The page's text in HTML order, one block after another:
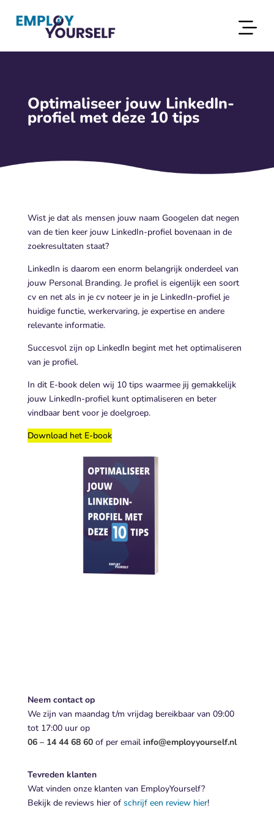
Optimaliseer jouw LinkedIn-
profiel met deze 10 tips
Wist je dat als mensen jouw naam Googelen dat negen
van de tien keer jouw LinkedIn-profiel bovenaan in de
zoekresultaten staat?
LinkedIn is daarom een enorm belangrijk onderdeel van
jouw Personal Branding. Je profiel is eigenlijk een soort
cv en net als in je cv noteer je in je LinkedIn-profiel je
huidige functie, werkervaring, je expertise en andere
relevante informatie.
Succesvol zijn op LinkedIn begint met het optimaliseren
van je profiel.
In dit E-book delen wij 10 tips waarmee jij gemakkelijk
jouw LinkedIn-profiel kunt optimaliseren en beter
vindbaar bent voor je doelgroep.
Download het E-book
Neem contact op
We zijn van maandag t/m vrijdag bereikbaar van 09:00
tot 17:00 uur op
06 – 14 44 68 60 of per email info@employyourself.nl
Tevreden klanten
Wat vinden onze klanten van EmployYourself?
Bekijk de reviews hier of schrijf een review hier!